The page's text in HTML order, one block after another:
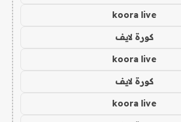
koora live
كورة لايف
koora live
كورة لايف
koora live